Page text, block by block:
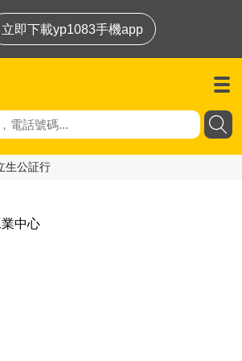
立即下載yp1083手機app
生公証行
中心